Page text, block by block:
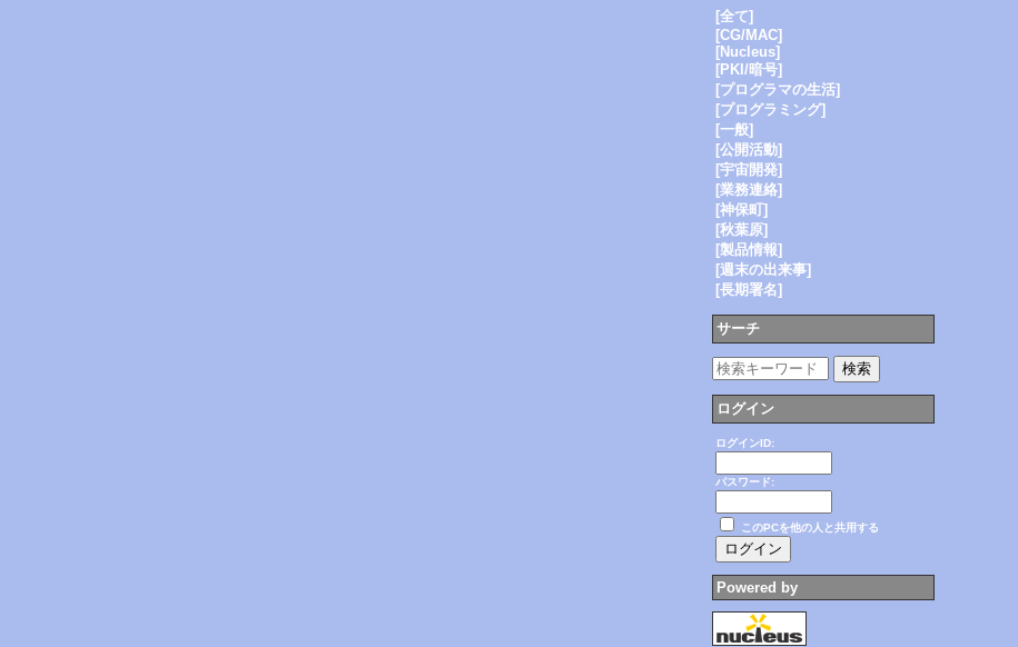
[全て]
[CG/MAC]
[Nucleus]
[PKI/暗号]
[プログラマの生活]
[プログラミング]
[一般]
[公開活動]
[宇宙開発]
[業務連絡]
[神保町]
[秋葉原]
[製品情報]
[週末の出来事]
[長期署名]
サーチ
ログイン
ログインID:
パスワード:
このPCを他の人と共用する
Powered by